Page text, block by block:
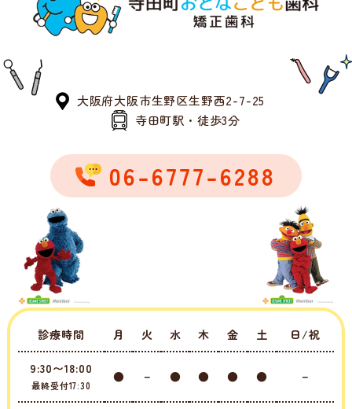
大阪府大阪市生野区生野西2-7-25
寺田町駅・徒歩3分
06-6777-6288
診療時間 月 火 水 木 金 土 日/祝
9:30〜18:00
最終受付17:30
● － ● ● ● ● －